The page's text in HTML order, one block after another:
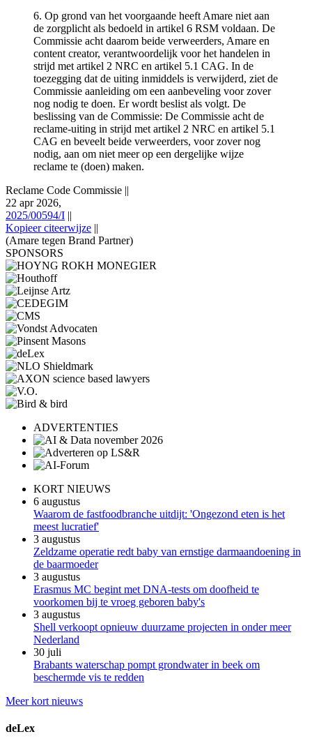
6. Op grond van het voorgaande heeft Amare niet aan
de zorgplicht als bedoeld in artikel 6 RSM voldaan. De
Commissie acht daarom beide verweerders, Amare en
content creator, verantwoordelijk voor het handelen in
strijd met artikel 2 NRC en artikel 5.1 CAG. In de
toezegging dat de uiting inmiddels is verwijderd, ziet de
Commissie aanleiding om een aanbeveling voor zover
nog nodig te doen. Er wordt beslist als volgt. De
beslissing van de Commissie: De Commissie acht de
reclame-uiting in strijd met artikel 2 NRC en artikel 5.1
CAG en beveelt beide verweerders, voor zover nog
nodig, aan om niet meer op een dergelijke wijze
reclame te (doen) maken.
Reclame Code Commissie ||
22 apr 2026,
2025/00594/I ||
Kopieer citeerwijze ||
(Amare tegen Brand Partner)
SPONSORS
ADVERTENTIES
KORT NIEUWS
6 augustus
Waarom de fastfoodbranche uitdijt: 'Ongezond eten is het
meest lucratief'
3 augustus
Zeldzame operatie redt baby van ernstige darmaandoening in
de baarmoeder
3 augustus
Erasmus MC begint met DNA-tests om doofheid te
voorkomen bij te vroeg geboren baby's
3 augustus
Shell verkoopt opnieuw duurzame projecten in onder meer
Nederland
30 juli
Brabants waterschap pompt grondwater in beek om
beschermde vis te redden
Meer kort nieuws
deLex